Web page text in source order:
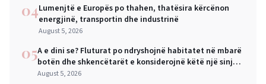
04Lumenjtë e Europës po thahen, thatësira kërcënon
energjinë, transportin dhe industrinë
August 5, 2026
05A e dini se? Fluturat po ndryshojnë habitatet në mbarë
botën dhe shkencëtarët e konsiderojnë këtë një sinjal
alarmi
August 5, 2026